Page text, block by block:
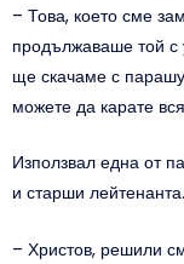
– Това, което сме
продължаваше той с
ще скачаме с
можете да карате
Използвал една от
и старши лейтенанта.
– Христов, решили